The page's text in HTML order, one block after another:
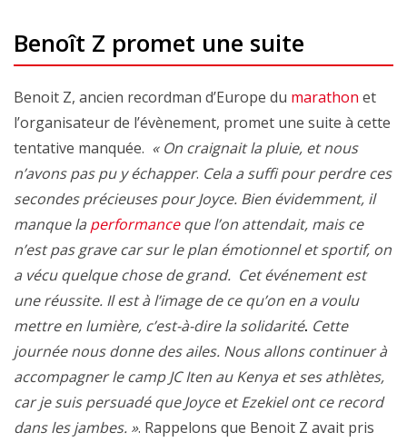
Benoît Z promet une suite
Benoit Z, ancien recordman d’Europe du marathon et
l’organisateur de l’évènement, promet une suite à cette
tentative manquée. « On craignait la pluie, et nous
n’avons pas pu y échapper. Cela a suffi pour perdre ces
secondes précieuses pour Joyce. Bien évidemment, il
manque la performanceque l’on attendait, mais ce
n’est pas grave car sur le plan émotionnel et sportif, on
a vécu quelque chose de grand. Cet événement est
une réussite. Il est à l’image de ce qu’on en a voulu
mettre en lumière, c’est-à-dire la solidarité. Cette
journée nous donne des ailes. Nous allons continuer à
accompagner le camp JC Iten au Kenya et ses athlètes,
car je suis persuadé que Joyce et Ezekiel ont ce record
dans les jambes. ». Rappelons que Benoit Z avait pris